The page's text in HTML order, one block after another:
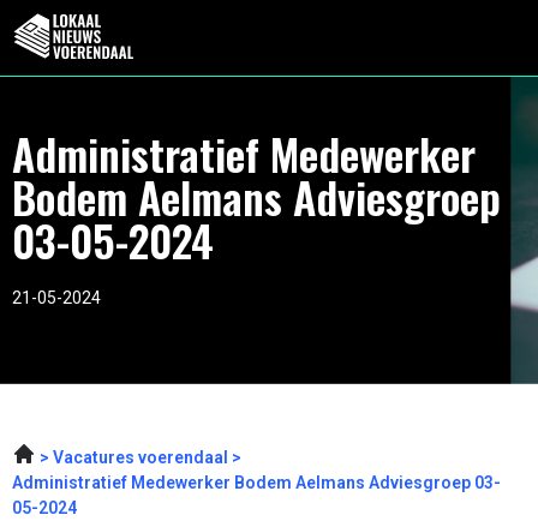
Administratief Medewerker
Bodem Aelmans Adviesgroep
03-05-2024
21-05-2024
Vacatures voerendaal
Administratief Medewerker Bodem Aelmans Adviesgroep 03-
05-2024